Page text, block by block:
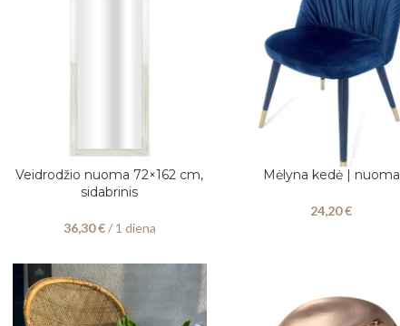
PASIRINKITE DATAS
Veidrodžio nuoma 72×162 cm,
sidabrinis
36,30€/ 1 diena
Į KREPŠELĮMėlyna kedė | nuoma
24,20€